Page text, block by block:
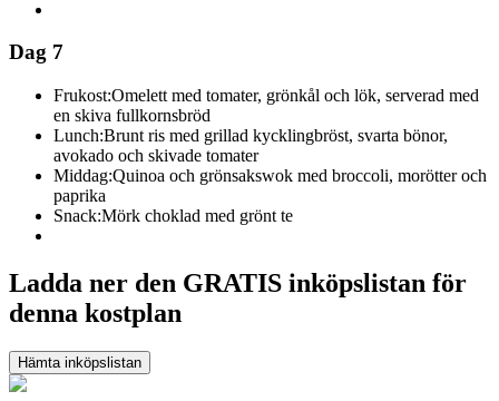
Dag 7
Frukost:Omelett med tomater, grönkål och lök, serverad med
en skiva fullkornsbröd
Lunch:Brunt ris med grillad kycklingbröst, svarta bönor,
avokado och skivade tomater
Middag:Quinoa och grönsakswok med broccoli, morötter och
paprika
Snack:Mörk choklad med grönt te
Ladda ner den GRATIS inköpslistan för
denna kostplan
Hämta inköpslistan